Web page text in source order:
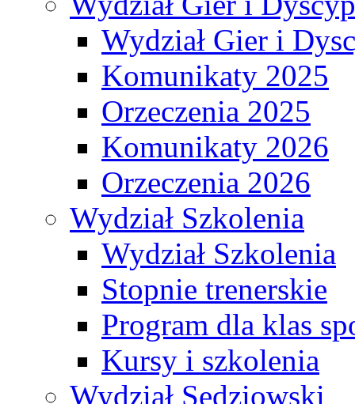
Wydział Gier i
Komunikaty 2025
Orzeczenia 2025
Komunikaty 2026
Orzeczenia 2026
Wydział Szkolenia
Wydział Szkolenia
Stopnie trenerskie
Program dla klas
Kursy i szkolenia
Wydział Sędziowski